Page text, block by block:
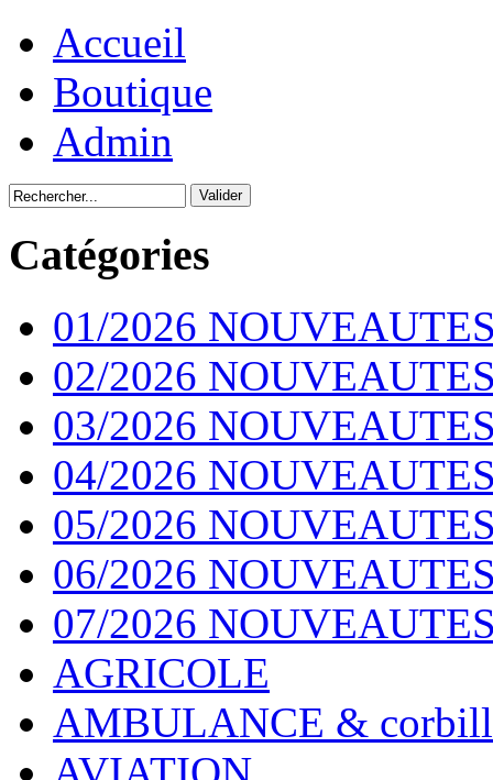
Accueil
Boutique
Admin
Catégories
01/2026
02/2026
03/2026
04/2026
05/2026
06/2026
07/2026
AGRICOLE
AMBULANCE &